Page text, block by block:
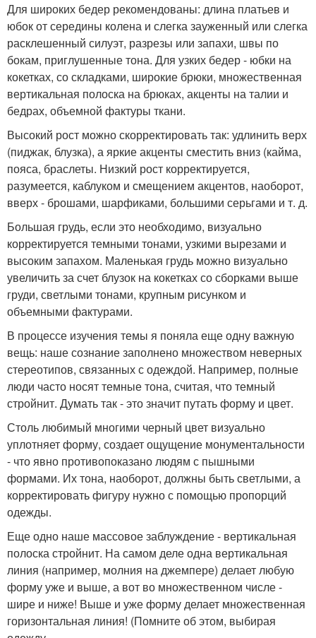
Для широких бедер рекомендованы: длина платьев и
юбок от середины колена и слегка зауженный или слегка
расклешенный силуэт, разрезы или запахи, швы по
бокам, приглушенные тона. Для узких бедер - юбки на
кокетках, со складками, широкие брюки, множественная
вертикальная полоска на брюках, акценты на талии и
бедрах, объемной фактуры ткани.
Высокий рост можно скорректировать так: удлинить верх
(пиджак, блузка), а яркие акценты сместить вниз (кайма,
пояса, браслеты. Низкий рост корректируется,
разумеется, каблуком и смещением акцентов, наоборот,
вверх - брошами, шарфиками, большими серьгами и т. д.
Большая грудь, если это необходимо, визуально
корректируется темными тонами, узкими вырезами и
высоким запахом. Маленькая грудь можно визуально
увеличить за счет блузок на кокетках со сборками выше
груди, светлыми тонами, крупным рисунком и
объемными фактурами.
В процессе изучения темы я поняла еще одну важную
вещь: наше сознание заполнено множеством неверных
стереотипов, связанных с одеждой. Например, полные
люди часто носят темные тона, считая, что темный
стройнит. Думать так - это значит путать форму и цвет.
Столь любимый многими черный цвет визуально
уплотняет форму, создает ощущение монументальности
- что явно противопоказано людям с пышными
формами. Их тона, наоборот, должны быть светлыми, а
корректировать фигуру нужно с помощью пропорций
одежды.
Еще одно наше массовое заблуждение - вертикальная
полоска стройнит. На самом деле одна вертикальная
линия (например, молния на джемпере) делает любую
форму уже и выше, а вот во множественном числе -
шире и ниже! Выше и уже форму делает множественная
горизонтальная линия! (Помните об этом, выбирая